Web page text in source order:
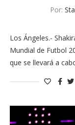
Por:
Los Ángeles.-
Mundial de Futbol
que se llevará a